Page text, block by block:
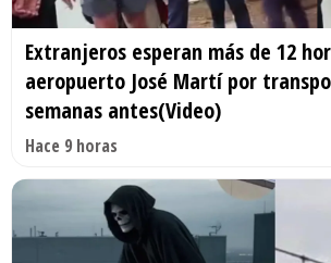
Extranjeros esperan más de 12
aeropuerto José Martí por
semanas antes(Video)
Hace 9 horas